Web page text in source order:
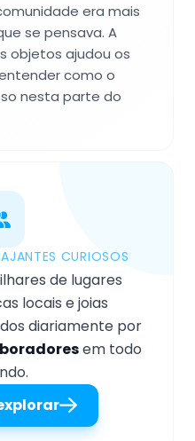
era mais
se pensava. A
objetos ajudou os
como o
nesta parte do
CURIOSOS
de lugares
locais e joias
diariamente por
em todo